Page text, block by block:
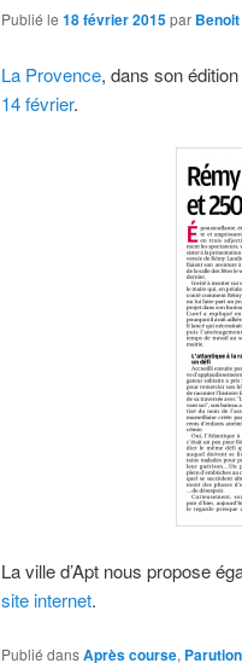
Publié le 18 février 2015par Benoit
La Provence, dans son
14 février.
La ville d’Apt nous propose
site internet.
Publié dansAprès course,